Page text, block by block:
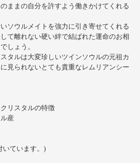
ままの自分を許すよう働きかけてくれる
ソウルメイトを強力に引き寄せてくれる
て離れない硬い絆で結ばれた運命のお相
しょう。
タルは大変珍しいツインソウルの元祖カ
見られないとても貴重なレムリアンシー
リスタルの特徴
産
いています。)